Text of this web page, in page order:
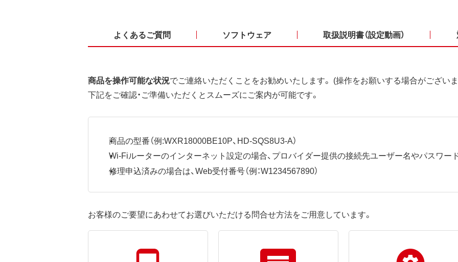
よくあるご質問 ソフトウェア 取扱説明書（設定動画）
商品を操作可能な状況でご連絡いただくことをお勧めいたします。 (操作をお願いする場合がござい
下記をご確認・ご準備いただくとスムーズにご案内が可能です。
商品の型番（例:WXR18000BE10P、HD-SQS8U3-A）
Wi-Fiルーターのインターネット設定の場合、プロバイダー提供の接続先ユーザー名やパスワー
修理申込済みの場合は、Web受付番号（例：W1234567890）
お客様のご要望にあわせてお選びいただける問合せ方法をご用意しています。